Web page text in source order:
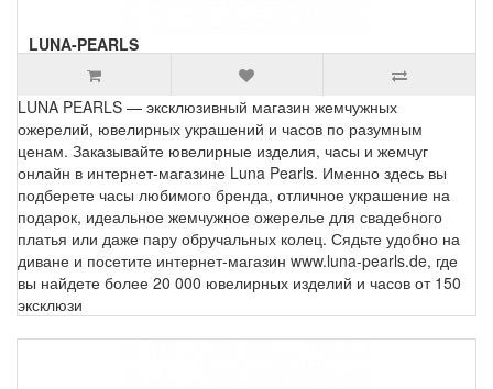
LUNA-PEARLS
LUNA PEARLS — эксклюзивный магазин жемчужных
ожерелий, ювелирных украшений и часов по разумным
ценам. Заказывайте ювелирные изделия, часы и жемчуг
онлайн в интернет-магазине Luna Pearls. Именно здесь вы
подберете часы любимого бренда, отличное украшение на
подарок, идеальное жемчужное ожерелье для свадебного
платья или даже пару обручальных колец. Сядьте удобно на
диване и посетите интернет-магазин www.luna-pearls.de, где
вы найдете более 20 000 ювелирных изделий и часов от 150
эксклюзи